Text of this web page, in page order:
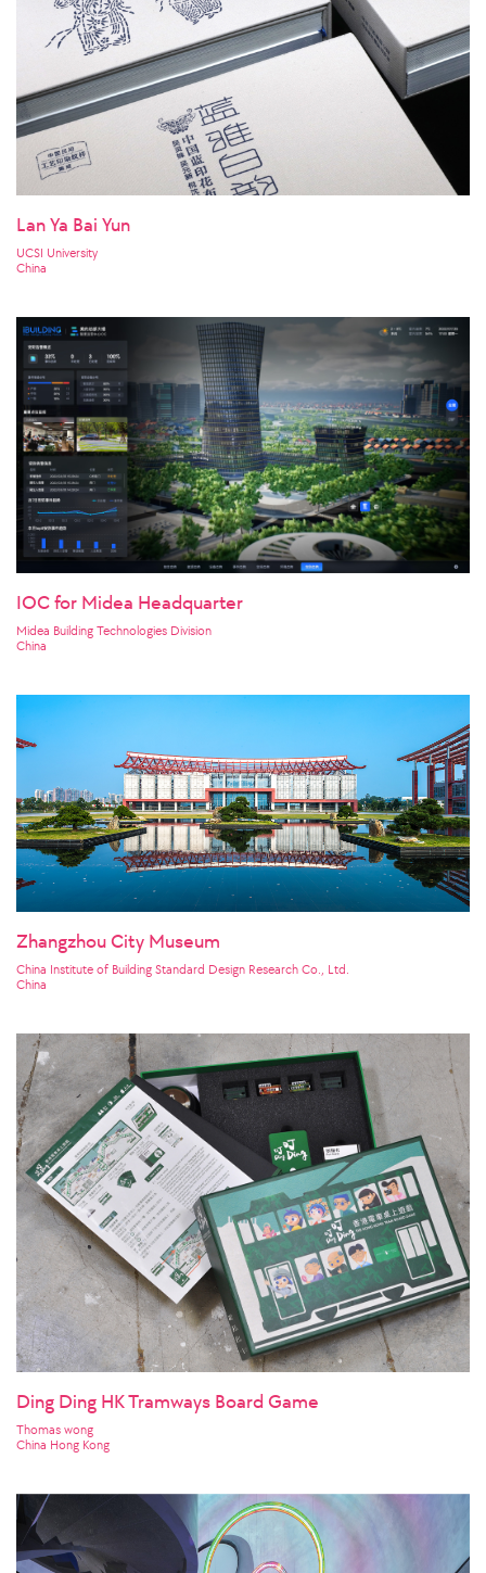
Lan Ya Bai Yun
UCSI University
China
IOC for Midea Headquarter
Midea Building Technologies Division
China
Zhangzhou City Museum
China Institute of Building Standard Design Research Co., Ltd.
China
Ding Ding HK Tramways Board Game
Thomas wong
China Hong Kong